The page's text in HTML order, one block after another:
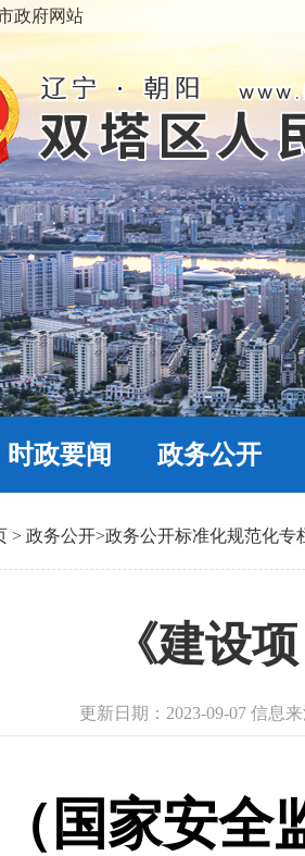
政府网站
时政要闻 政务公开
> 政务公开>政务公开标准化规范化专
《建设
更新日期：2023-09-07 信息
（国家安